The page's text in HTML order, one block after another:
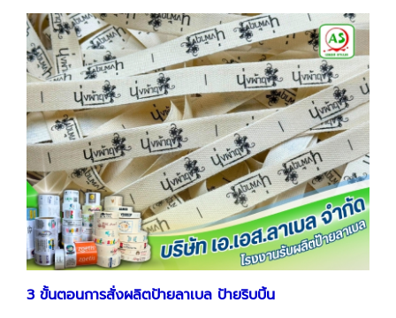
3 ขั้นตอนการสั่งผลิตป้ายลาเบล ป้ายริบบิ้น